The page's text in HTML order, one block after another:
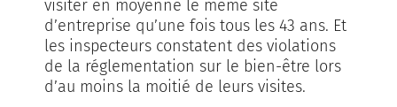
visiter en moyenne le même site
d’entreprise qu’une fois tous les 43 ans. Et
les inspecteurs constatent des violations
de la réglementation sur le bien-être lors
d’au moins la moitié de leurs visites.